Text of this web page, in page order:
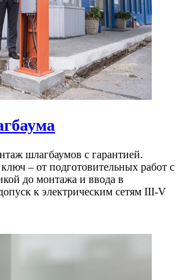
шлагбаумов с гарантией.
– от подготовительных работ с
до монтажа и ввода в
к электрическим сетям III-V